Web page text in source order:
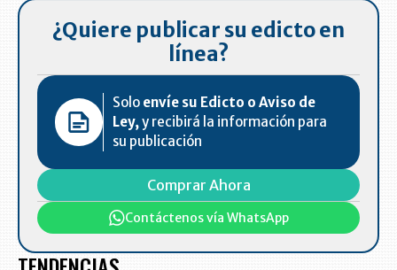
¿Quiere publicar su edicto en
línea?
Solo envíe su Edicto o Aviso de
Ley,y recibirá la información para
su publicación
Comprar Ahora
Contáctenos vía WhatsApp